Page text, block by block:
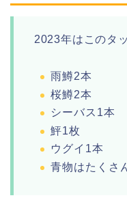
2023年はこのタ
雨鱒2本
桜鱒2本
シーバス1本
鮃1枚
ウグイ1本
青物はたくさ